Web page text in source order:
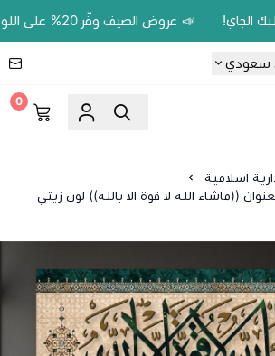
📣 عروض الصيف وفّر 20% على اللوحات الحين.. واكسب 200 ريال رصيد بمحفظتك لطلبك الجاي!
سعودي
0
اسلامية
((ماشاء الله لا قوة الا بالله)) لون زيتي